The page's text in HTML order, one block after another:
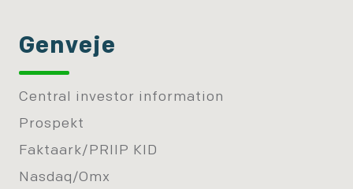
Genveje
Central investor information
Prospekt
Faktaark/PRIIP KID
Nasdaq/Omx